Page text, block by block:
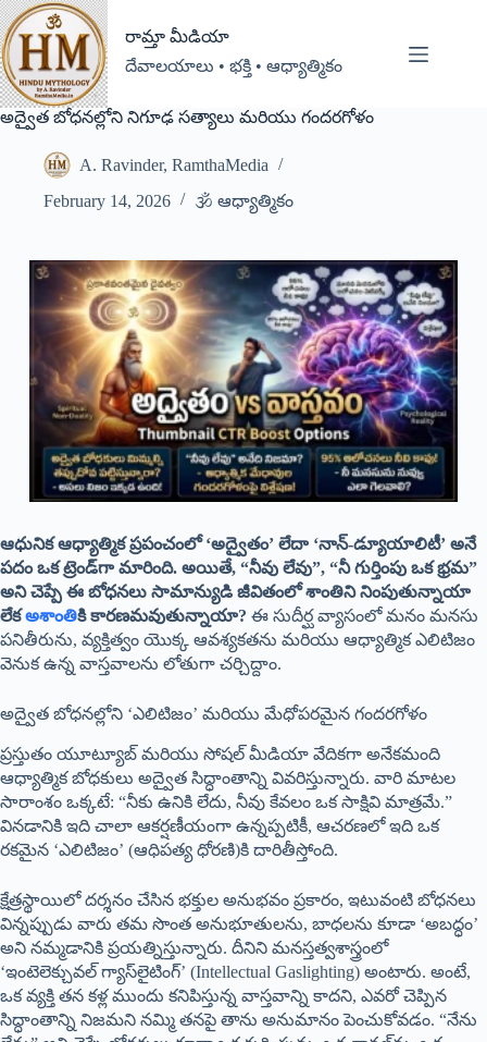
రామ్తా మీడియా
దేవాలయాలు • భక్తి • ఆధ్యాత్మికం
అద్వైత బోధనల్లోని నిగూఢ సత్యాలు మరియు గందరగోళం
A. Ravinder, RamthaMedia
February 14, 2026
🕉️ ఆధ్యాత్మికం
ఆధునిక ఆధ్యాత్మిక ప్రపంచంలో ‘అద్వైతం’ లేదా ‘నాన్-డ్యూయాలిటీ’ అనే
పదం ఒక ట్రెండ్‌గా మారింది. అయితే, “నీవు లేవు”, “నీ గుర్తింపు ఒక భ్రమ”
అని చెప్పే ఈ బోధనలు సామాన్యుడి జీవితంలో శాంతిని నింపుతున్నాయా
లేకఅశాంతికి కారణమవుతున్నాయా? ఈ సుదీర్ఘ వ్యాసంలో మనం మనసు
పనితీరును, వ్యక్తిత్వం యొక్క ఆవశ్యకతను మరియు ఆధ్యాత్మిక ఎలిటిజం
వెనుక ఉన్న వాస్తవాలను లోతుగా చర్చిద్దాం.
అద్వైత బోధనల్లోని ‘ఎలిటిజం’ మరియు మేధోపరమైన గందరగోళం
ప్రస్తుతం యూట్యూబ్ మరియు సోషల్ మీడియా వేదికగా అనేకమంది
ఆధ్యాత్మిక బోధకులు అద్వైత సిద్ధాంతాన్ని వివరిస్తున్నారు. వారి మాటల
సారాంశం ఒక్కటే: “నీకు ఉనికి లేదు, నీవు కేవలం ఒక సాక్షివి మాత్రమే.”
వినడానికి ఇది చాలా ఆకర్షణీయంగా ఉన్నప్పటికీ, ఆచరణలో ఇది ఒక
రకమైన ‘ఎలిటిజం’ (ఆధిపత్య ధోరణి)కి దారితీస్తోంది.
క్షేత్రస్థాయిలో దర్శనం చేసిన భక్తుల అనుభవం ప్రకారం, ఇటువంటి బోధనలు
విన్నప్పుడు వారు తమ సొంత అనుభూతులను, బాధలను కూడా ‘అబద్ధం’
అని నమ్మడానికి ప్రయత్నిస్తున్నారు. దీనిని మనస్తత్వశాస్త్రంలో
‘ఇంటెలెక్చువల్ గ్యాస్‌లైటింగ్’ (Intellectual Gaslighting) అంటారు. అంటే,
ఒక వ్యక్తి తన కళ్ల ముందు కనిపిస్తున్న వాస్తవాన్ని కాదని, ఎవరో చెప్పిన
సిద్ధాంతాన్ని నిజమని నమ్మి తనపై తాను అనుమానం పెంచుకోవడం. “నేను